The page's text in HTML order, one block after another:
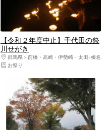
【令和２年度中止】千代田の祭
川せがき
群馬県
前橋・高崎・伊勢崎・太田･榛名
お祭り